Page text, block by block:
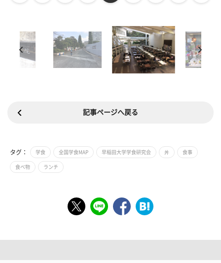
記事ページへ戻る
タグ： 学食 全国学食MAP 早稲田大学学食研究会 丼 食事
食べ物 ランチ